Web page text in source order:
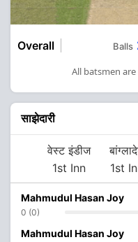
Overall Balls
All batsmen
साझेदारी
वेस्ट इंडीज
1st Inn
1st
Mahmudul Hasan Joy
0 (0)
Mahmudul Hasan Joy